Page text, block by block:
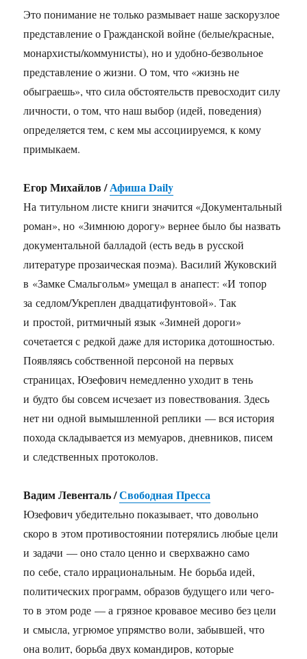
Это понимание не только размывает наше заскорузлое
представление о Гражданской войне (белые/красные,
монархисты/коммунисты), но и удобно-безвольное
представление о жизни. О том, что «жизнь не
обыграешь», что сила обстоятельств превосходит силу
личности, о том, что наш выбор (идей, поведения)
определяется тем, с кем мы ассоциируемся, к кому
примыкаем.
Егор Михайлов /Афиша Daily
На титульном листе книги значится «Документальный
роман», но «Зимнюю дорогу» вернее было бы назвать
документальной балладой (есть ведь в русской
литературе прозаическая поэма). Василий Жуковский
в «Замке Смальгольм» умещал в анапест: «И топор
за седлом/Укреплен двадцатифунтовой». Так
и простой, ритмичный язык «Зимней дороги»
сочетается с редкой даже для историка дотошностью.
Появляясь собственной персоной на первых
страницах, Юзефович немедленно уходит в тень
и будто бы совсем исчезает из повествования. Здесь
нет ни одной вымышленной реплики — вся история
похода складывается из мемуаров, дневников, писем
и следственных протоколов.
Вадим Левенталь /Свободная Пресса
Юзефович убедительно показывает, что довольно
скоро в этом противостоянии потерялись любые цели
и задачи — оно стало ценно и сверхважно само
по себе, стало иррациональным. Не борьба идей,
политических программ, образов будущего или чего-
то в этом роде — а грязное кровавое месиво без цели
и смысла, угрюмое упрямство воли, забывшей, что
она волит, борьба двух командиров, которые